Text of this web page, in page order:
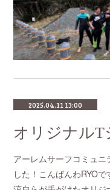
2025.04.11 13:00
アーレムサーフコミュ
した！こんばんわRYO